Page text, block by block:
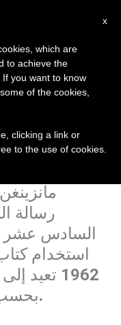
خليفة
السادس عشر
استخدام
1962
بحسب جماعة مار بيوس العاشر.
x
which are
to achieve the
you want to know
of the cookies,
clicking a link or
to the use of cookies.